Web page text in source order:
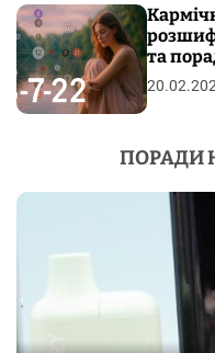
та
ПОРАДИ